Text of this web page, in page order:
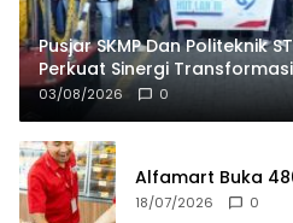
Pusjar SKMP Dan Politeknik
Perkuat Sinergi
LAN RI
03/08/2026 0
Alfamart Buka
18/07/2026 0